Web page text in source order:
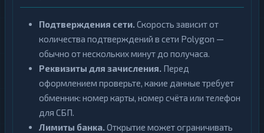
Подтверждения сети.Скорость зависит от
количества подтверждений в сети Polygon —
обычно от нескольких минут до получаса.
Реквизиты для зачисления. Перед
оформлением проверьте, какие данные требует
обменник: номер карты, номер счёта или телефон
для СБП.
Лимиты банка.Открытие может ограничивать